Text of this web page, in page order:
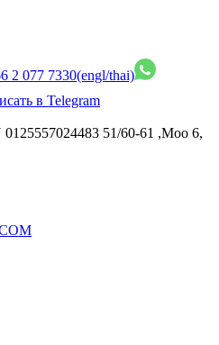
2 077 7330(engl/thai)
в Telegram
51/60-61 ,Moo 6,